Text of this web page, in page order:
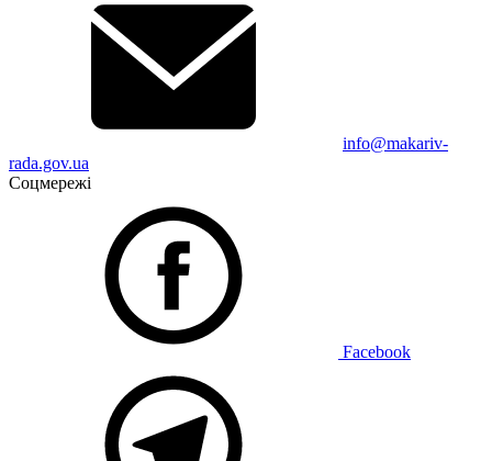
info@makariv-
rada.gov.ua
Соцмережі
Facebook